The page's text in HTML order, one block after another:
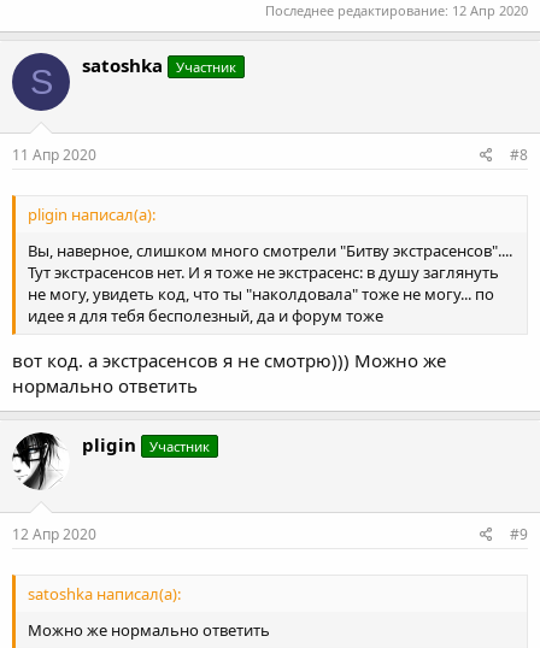
Последнее редактирование: 12 Апр 2020
S satoshka Участник
11 Апр 2020 #8
pligin написал(а):
Вы, наверное, слишком много смотрели "Битву экстрасенсов"....
Тут экстрасенсов нет. И я тоже не экстрасенс: в душу заглянуть
не могу, увидеть код, что ты "наколдовала" тоже не могу... по
идее я для тебя бесполезный, да и форум тоже
вот код. а экстрасенсов я не смотрю))) Можно же
нормально ответить
pligin Участник
12 Апр 2020 #9
satoshka написал(а):
Можно же нормально ответить